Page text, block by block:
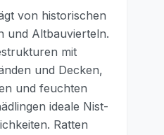
von historischen
und Altbauvierteln.
mit
und Decken,
und feuchten
ideale Nist-
Ratten